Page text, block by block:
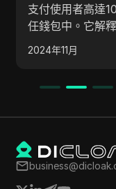
到他們的信
金、購買機器